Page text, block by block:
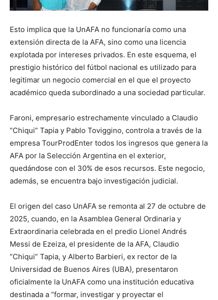
Esto implica que la UnAFA no funcionaría como una
extensión directa de la AFA, sino como una licencia
explotada por intereses privados. En este esquema, el
prestigio histórico del fútbol nacional es utilizado para
legitimar un negocio comercial en el que el proyecto
académico queda subordinado a una sociedad particular.
Faroni, empresario estrechamente vinculado a Claudio
“Chiqui” Tapia y Pablo Toviggino, controla a través de la
empresa TourProdEnter todos los ingresos que genera la
AFA por la Selección Argentina en el exterior,
quedándose con el 30% de esos recursos. Este negocio,
además, se encuentra bajo investigación judicial.
El origen del caso UnAFA se remonta al 27 de octubre de
2025, cuando, en la Asamblea General Ordinaria y
Extraordinaria celebrada en el predio Lionel Andrés
Messi de Ezeiza, el presidente de la AFA, Claudio
“Chiqui” Tapia, y Alberto Barbieri, ex rector de la
Universidad de Buenos Aires (UBA), presentaron
oficialmente la UnAFA como una institución educativa
destinada a “formar, investigar y proyectar el